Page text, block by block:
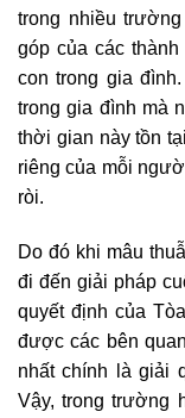
trong nhiều
góp của các
con trong gia
trong gia đình mà
thời gian này tồn
riêng của mỗi
ròi.
Do đó khi mâu
đi đến giải pháp
quyết định của
được các bên
nhất chính là giải
Vậy, trong trường